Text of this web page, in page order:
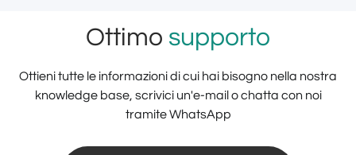
Ottimo supporto
Ottieni tutte le informazioni di cui hai bisogno nella nostra
knowledge base, scrivici un'e-mail o chatta con noi
tramite WhatsApp